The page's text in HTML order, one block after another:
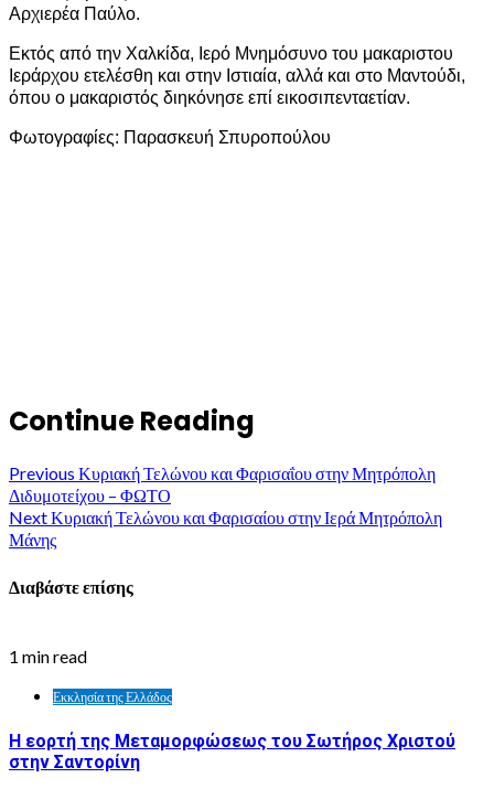
Αρχιερέα Παύλο.
Εκτός από την Χαλκίδα, Ιερό Μνημόσυνο του μακαριστου
Ιεράρχου ετελέσθη και στην Ιστιαία, αλλά και στο Μαντούδι,
όπου ο μακαριστός διηκόνησε επί εικοσιπενταετίαν.
Φωτογραφίες: Παρασκευή Σπυροπούλου
Continue Reading
Previous Κυριακή Τελώνου και Φαρισαΐου στην Μητρόπολη
Διδυμοτείχου – ΦΩΤΟ
NextΚυριακή Τελώνου και Φαρισαίου στην Ιερά Μητρόπολη
Μάνης
Διαβάστε επίσης
1 min read
Εκκλησία της Ελλάδος
Η εορτή της Μεταμορφώσεως του Σωτήρος Χριστού
στην Σαντορίνη